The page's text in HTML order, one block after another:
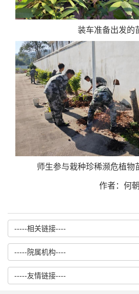
装车准备出发的
师生参与栽种珍稀濒危植物
作者：何
-----相关链接----
-----院属机构----
-----友情链接----